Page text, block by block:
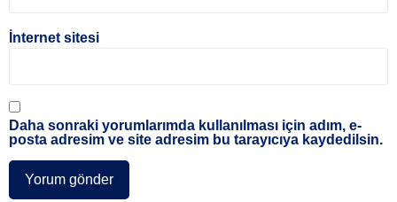
İnternet sitesi
Daha sonraki yorumlarımda kullanılması için adım, e-
posta adresim ve site adresim bu tarayıcıya kaydedilsin.